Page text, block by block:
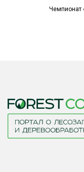
Чемпионат